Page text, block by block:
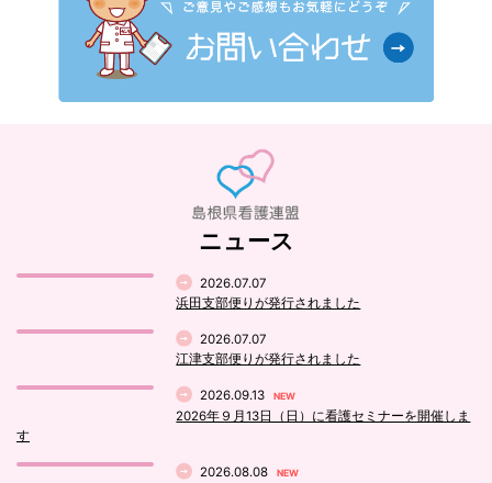
ニュース
2026.07.07
浜田支部便りが発行されました
2026.07.07
江津支部便りが発行されました
2026.09.13 NEW
2026年９月13日（日）に看護セミナーを開催しま
す
2026.08.08 NEW